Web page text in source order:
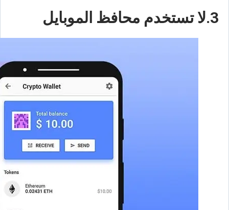
3.لا تستخدم محافظ الموبايل